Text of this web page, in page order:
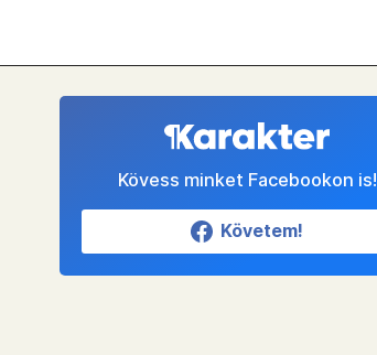
Kövess minket Facebookon is!
Követem!